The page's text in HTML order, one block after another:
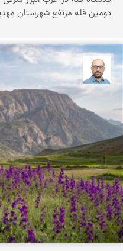
دومین قله مرتفع شهرستان